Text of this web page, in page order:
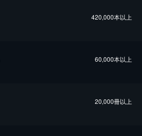
420,000本以上
60,000本以上
20,000冊以上